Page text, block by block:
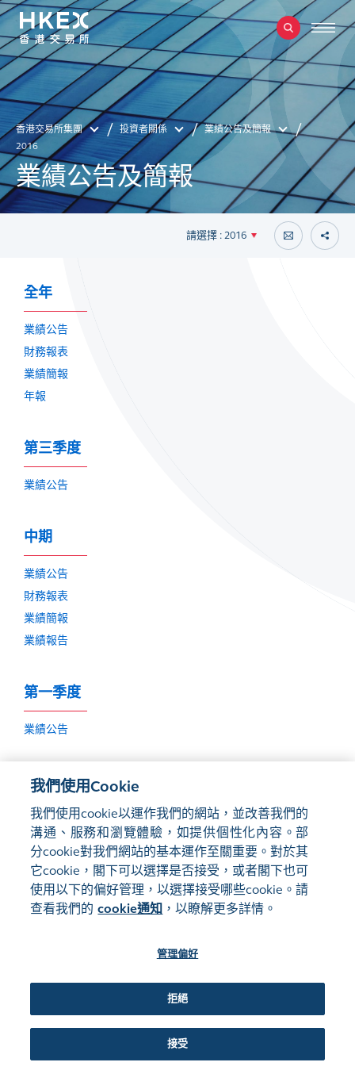
香港交易所集團 投資者關係
業績公告及簡報
2016
業績公告及簡報
請選擇 : 2016
全年
業績公告
財務報表
業績簡報
年報
第三季度
業績公告
中期
業績公告
財務報表
業績簡報
業績報告
第一季度
業績公告
如欲查詢過往業績公告，請參閱
網站地圖
使用條款
©2016-26 香港交易及結算所有限公司版權所有，翻印必究
我們使用Cookie
我們使用cookie以運作我們的網站，並改善我們的
溝通、服務和瀏覽體驗，如提供個性化內容。部
分cookie對我們網站的基本運作至關重要。對於其
它cookie，閣下可以選擇是否接受，或者閣下也可
使用以下的偏好管理，以選擇接受哪些cookie。請
查看我們的 cookie通知 ，以瞭解更多詳情。
管理偏好
拒絕
接受